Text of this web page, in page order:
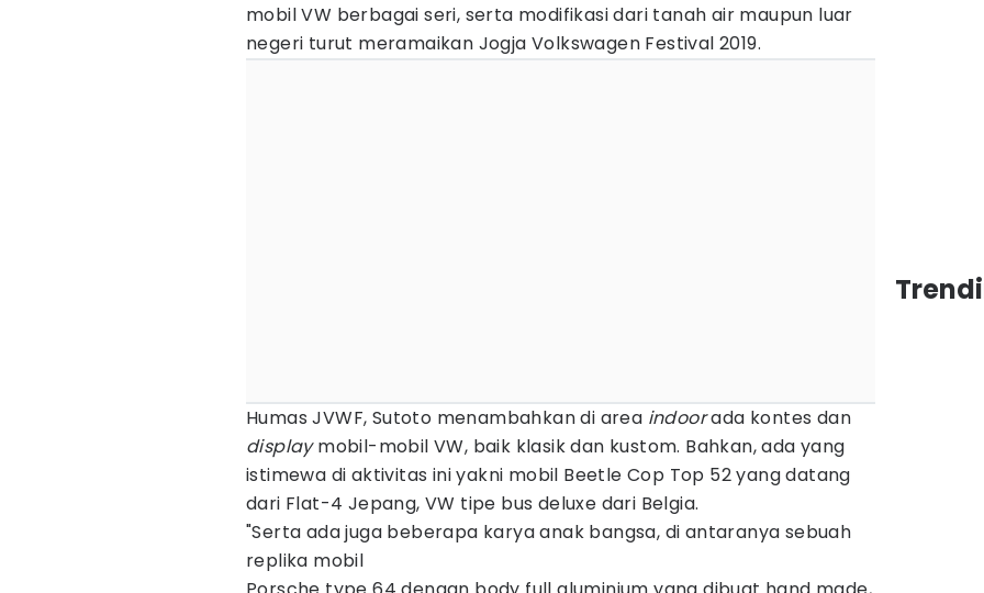
mobil VW berbagai seri, serta modifikasi dari tanah air maupun luar
negeri turut meramaikan Jogja Volkswagen Festival 2019.
Humas JVWF, Sutoto menambahkan di area indoorada kontes dan
displaymobil-mobil VW, baik klasik dan kustom. Bahkan, ada yang
istimewa di aktivitas ini yakni mobil Beetle Cop Top 52 yang datang
dari Flat-4 Jepang, VW tipe bus deluxe dari Belgia.
"Serta ada juga beberapa karya anak bangsa, di antaranya sebuah
replika mobil